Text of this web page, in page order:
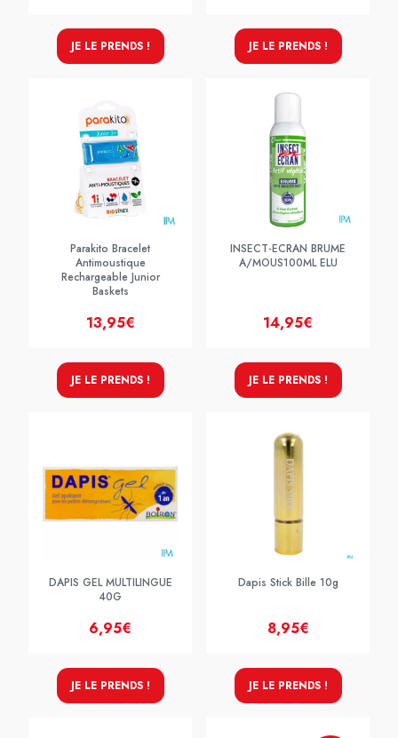
JE LE PRENDS ! JE LE PRENDS !
Parakito Bracelet
Antimoustique
Rechargeable Junior
Baskets
13,95€
JE LE PRENDS !
INSECT-ECRAN BRUME
A/MOUS100ML ELU
14,95€
JE LE PRENDS !
DAPIS GEL MULTILINGUE
40G
6,95€
JE LE PRENDS !
Dapis Stick Bille 10g
8,95€
JE LE PRENDS !